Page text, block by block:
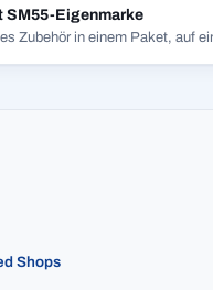
SM55-Eigenmarke
Zubehör in einem Paket, auf
Shops